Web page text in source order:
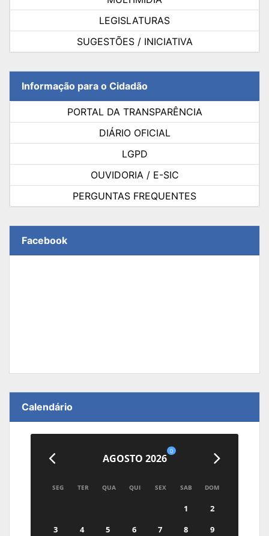
LEGISLATURAS
SUGESTÕES / INICIATIVA
Informação para o Cidadão
PORTAL DA TRANSPARÊNCIA
DIÁRIO OFICIAL
LGPD
OUVIDORIA / E-SIC
PERGUNTAS FREQUENTES
Facebook
Calendário
AGOSTO 2026
0
SEG TER QUA QUI SEX SAB DOM
1
2
3
4 5 6 7 8
9